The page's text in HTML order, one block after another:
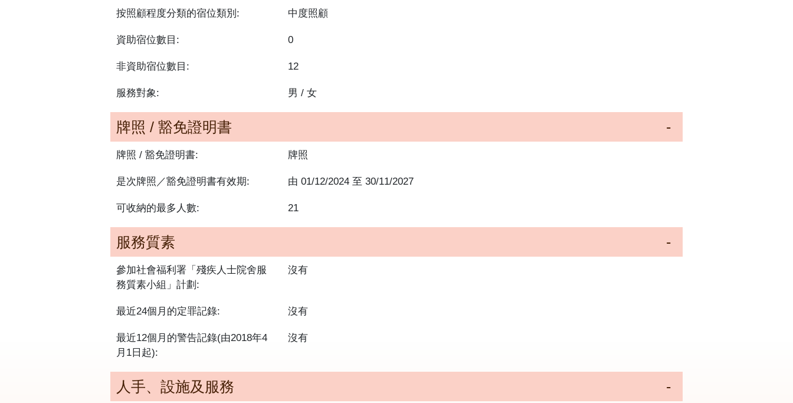
按照顧程度分類的宿位類別: 中度照顧
資助宿位數目: 0
非資助宿位數目: 12
服務對象: 男 / 女
牌照 / 豁免證明書
牌照 / 豁免證明書: 牌照
是次牌照／豁免證明書有效期: 由 01/12/2024 至 30/11/2027
可收納的最多人數: 21
服務質素
參加社會福利署「殘疾人士院舍服
務質素小組」計劃:
沒有
最近24個月的定罪記錄: 沒有
最近12個月的警告記錄(由2018年4
月1日起):
沒有
人手、設施及服務